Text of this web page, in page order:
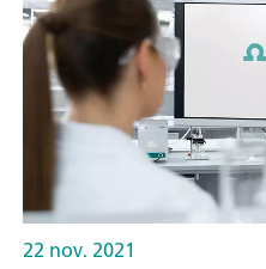
22 nov. 2021